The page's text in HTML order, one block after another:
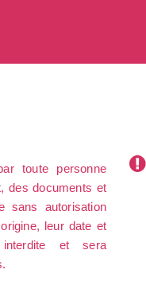
toute personne
des documents et
sans autorisation
leur date et
et sera